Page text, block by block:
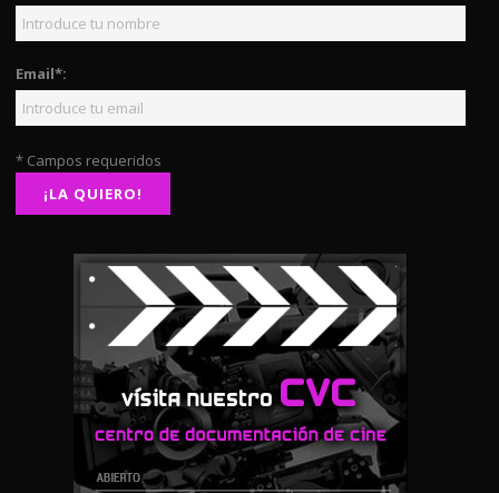
Email*:
* Campos requeridos